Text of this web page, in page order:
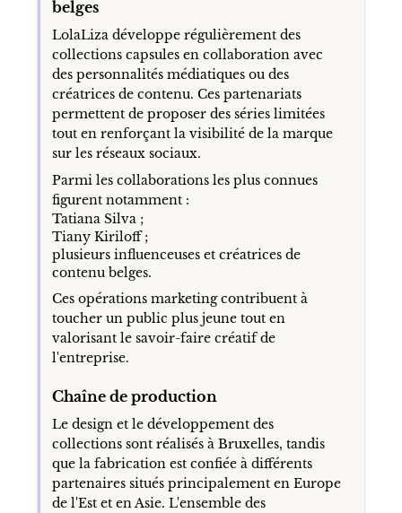
belges
LolaLiza développe régulièrement des
collections capsules en collaboration avec
des personnalités médiatiques ou des
créatrices de contenu. Ces partenariats
permettent de proposer des séries limitées
tout en renforçant la visibilité de la marque
sur les réseaux sociaux.
Parmi les collaborations les plus connues
figurent notamment :
Tatiana Silva ;
Tiany Kiriloff ;
plusieurs influenceuses et créatrices de
contenu belges.
Ces opérations marketing contribuent à
toucher un public plus jeune tout en
valorisant le savoir-faire créatif de
l'entreprise.
Chaîne de production
Le design et le développement des
collections sont réalisés à Bruxelles, tandis
que la fabrication est confiée à différents
partenaires situés principalement en Europe
de l'Est et en Asie. L'ensemble des